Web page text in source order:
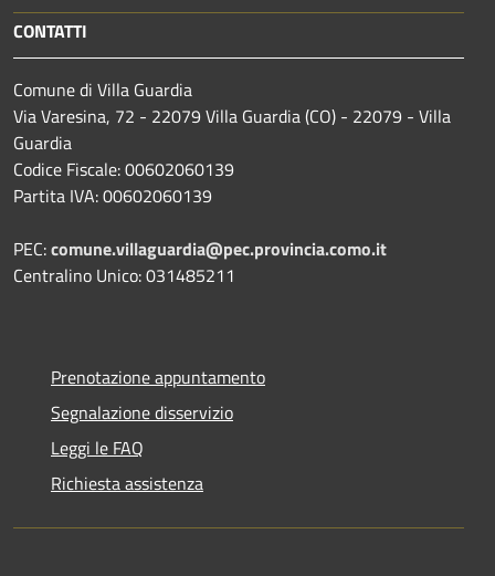
CONTATTI
Comune di Villa Guardia
Via Varesina, 72 - 22079 Villa Guardia (CO) - 22079 - Villa
Guardia
Codice Fiscale: 00602060139
Partita IVA: 00602060139
PEC:comune.villaguardia@pec.provincia.como.it
Centralino Unico: 031485211
Prenotazione appuntamento
Segnalazione disservizio
Leggi le FAQ
Richiesta assistenza